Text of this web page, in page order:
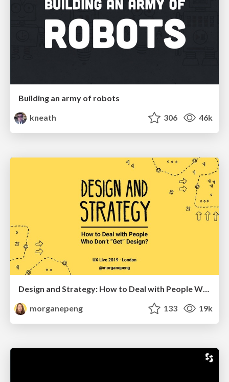
Building an army of robots
kneath
306 46k
Design and Strategy: How to Deal with People Who Don’t "Get" Design
morganepeng
133 19k